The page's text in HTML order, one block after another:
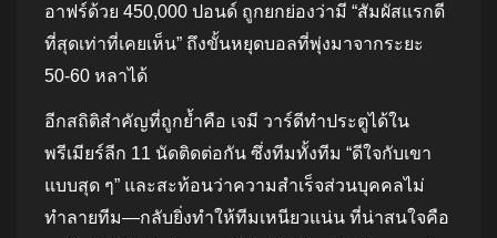
อาฟร์ด้วย 450,000 ปอนด์ ถูกยกย่องว่ามี “สัมผัสแรกดี
ที่สุดเท่าที่เคยเห็น” ถึงขั้นหยุดบอลที่พุ่งมาจากระยะ
50-60 หลาได้
อีกสถิติสำคัญที่ถูกย้ำคือ เจมี วาร์ดีทำประตูได้ใน
พรีเมียร์ลีก 11 นัดติดต่อกัน ซึ่งทีมทั้งทีม “ดีใจกับเขา
แบบสุด ๆ” และสะท้อนว่าความสำเร็จส่วนบุคคลไม่
ทำลายทีม—กลับยิ่งทำให้ทีมเหนียวแน่น ที่น่าสนใจคือ